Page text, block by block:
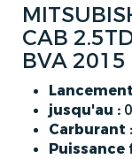
CAB
BVA 2015
jusqu'au :
Carburant :
Puissance